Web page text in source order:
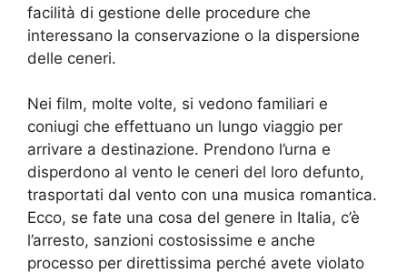
facilità di gestione delle procedure che
interessano la conservazione o la dispersione
delle ceneri.
Nei film, molte volte, si vedono familiari e
coniugi che effettuano un lungo viaggio per
arrivare a destinazione. Prendono l’urna e
disperdono al vento le ceneri del loro defunto,
trasportati dal vento con una musica romantica.
Ecco, se fate una cosa del genere in Italia, c’è
l’arresto, sanzioni costosissime e anche
processo per direttissima perché avete violato